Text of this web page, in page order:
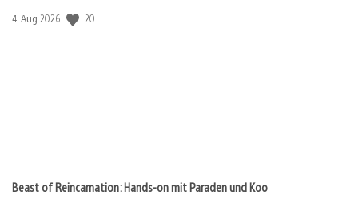
Veröffentlichungsdatum:
4. Aug 2026 20
Beast of Reincarnation: Hands-on mit Paraden und Koo